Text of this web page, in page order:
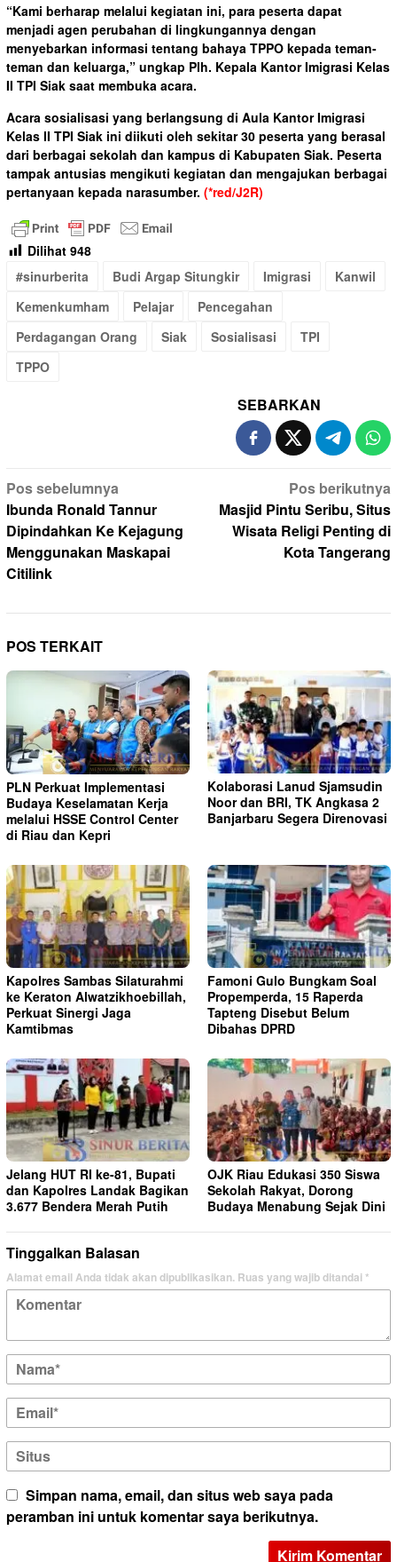
“Kami berharap melalui kegiatan ini, para peserta dapat
menjadi agen perubahan di lingkungannya dengan
menyebarkan informasi tentang bahaya TPPO kepada teman-
teman dan keluarga,” ungkap Plh. Kepala Kantor Imigrasi Kelas
II TPI Siak saat membuka acara.
Acara sosialisasi yang berlangsung di Aula Kantor Imigrasi
Kelas II TPI Siak ini diikuti oleh sekitar 30 peserta yang berasal
dari berbagai sekolah dan kampus di Kabupaten Siak. Peserta
tampak antusias mengikuti kegiatan dan mengajukan berbagai
pertanyaan kepada narasumber. (*red/J2R)
Dilihat 948
#sinurberita
Budi Argap Situngkir Imigrasi
Kanwil
Kemenkumham
Pelajar
Pencegahan
Perdagangan Orang
Siak Sosialisasi
TPI
TPPO
SEBARKAN
Navigasi
pos
Pos sebelumnya
Ibunda Ronald Tannur
Dipindahkan Ke Kejagung
Menggunakan Maskapai
Citilink
Pos berikutnya
Masjid Pintu Seribu, Situs
Wisata Religi Penting di
Kota Tangerang
POS TERKAIT
PLN Perkuat Implementasi
Budaya Keselamatan Kerja
melalui HSSE Control Center
di Riau dan Kepri
Kolaborasi Lanud Sjamsudin
Noor dan BRI, TK Angkasa 2
Banjarbaru Segera Direnovasi
Kapolres Sambas Silaturahmi
ke Keraton Alwatzikhoebillah,
Perkuat Sinergi Jaga
Kamtibmas
Famoni Gulo Bungkam Soal
Propemperda, 15 Raperda
Tapteng Disebut Belum
Dibahas DPRD
Jelang HUT RI ke-81, Bupati
dan Kapolres Landak Bagikan
3.677 Bendera Merah Putih
OJK Riau Edukasi 350 Siswa
Sekolah Rakyat, Dorong
Budaya Menabung Sejak Dini
Tinggalkan Balasan
Alamat email Anda tidak akan dipublikasikan. Ruas yang wajib ditandai*
Simpan nama, email, dan situs web saya pada
peramban ini untuk komentar saya berikutnya.